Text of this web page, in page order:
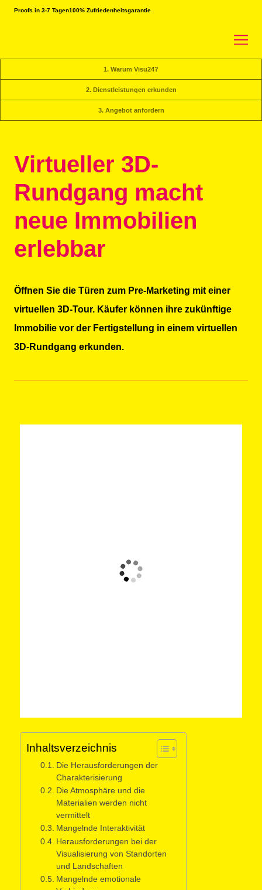
Proofs in 3-7 Tagen100% Zufriedenheitsgarantie
1. Warum Visu24?
2. Dienstleistungen erkunden
3. Angebot anfordern
Virtueller 3D-
Rundgang macht
neue Immobilien
erlebbar
Öffnen Sie die Türen zum Pre-Marketing mit einer
virtuellen 3D-Tour. Käufer können ihre zukünftige
Immobilie vor der Fertigstellung in einem virtuellen
3D-Rundgang erkunden.
Inhaltsverzeichnis
Die Herausforderungen der
Charakterisierung
Die Atmosphäre und die
Materialien werden nicht
vermittelt
Mangelnde Interaktivität
Herausforderungen bei der
Visualisierung von Standorten
und Landschaften
Mangelnde emotionale